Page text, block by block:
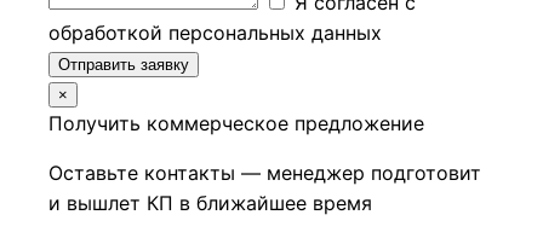
обработкой персональных данных
Отправить заявку
×
Получить коммерческое предложение
Оставьте контакты — менеджер подготовит
и вышлет КП в ближайшее время